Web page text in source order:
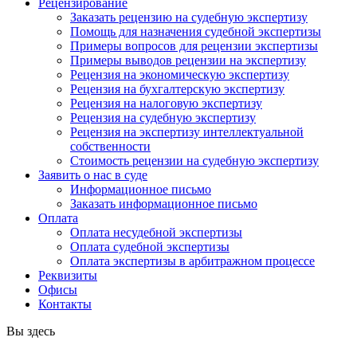
Рецензирование
Заказать рецензию на судебную экспертизу
Помощь для назначения судебной экспертизы
Примеры вопросов для рецензии экспертизы
Примеры выводов рецензии на экспертизу
Рецензия на экономическую экспертизу
Рецензия на бухгалтерскую экспертизу
Рецензия на налоговую экспертизу
Рецензия на судебную экспертизу
Рецензия на экспертизу интеллектуальной
собственности
Стоимость рецензии на судебную экспертизу
Заявить о нас в суде
Информационное письмо
Заказать информационное письмо
Оплата
Оплата несудебной экспертизы
Оплата судебной экспертизы
Оплата экспертизы в арбитражном процессе
Реквизиты
Офисы
Контакты
Вы здесь